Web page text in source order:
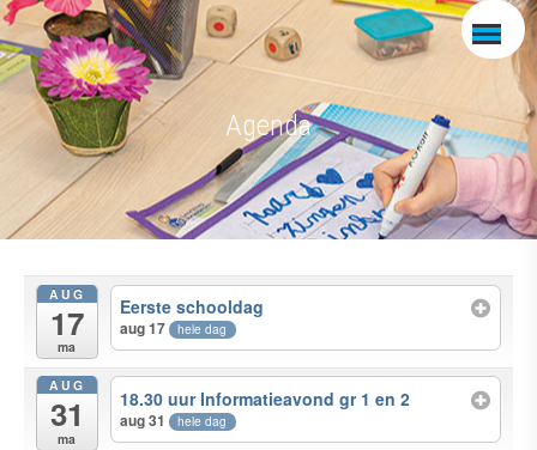
Agenda
AUG
17
ma
Eerste schooldag
aug 17 hele dag
AUG
31
ma
18.30 uur Informatieavond gr 1 en 2
aug 31 hele dag